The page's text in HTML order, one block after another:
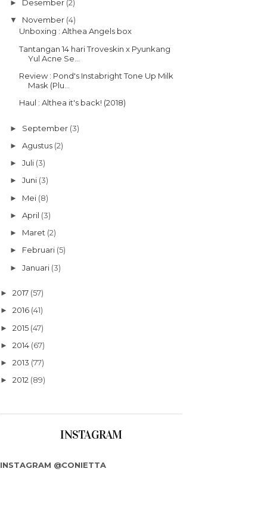
► Desember (2)
▼ November (4)
Unboxing : Althea Angels box
Tantangan 14 hari Troveskin x Pyunkang
Yul Acne Se...
Review : Pond's Instabright Tone Up Milk
Mask (Plu...
Haul : Althea it's back! (2018)
► September (3)
► Agustus (2)
► Juli (3)
► Juni (3)
► Mei (8)
► April (3)
► Maret (2)
► Februari (5)
► Januari (3)
► 2017 (57)
► 2016 (41)
► 2015 (47)
► 2014 (67)
► 2013 (77)
► 2012 (89)
INSTAGRAM
INSTAGRAM @CONIETTA